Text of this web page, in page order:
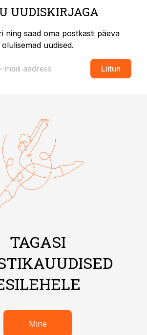
UUDISKIRJAGA
ning saad oma postkasti päeva
olulisemad uudised.
Liitun
TAGASI
Mine